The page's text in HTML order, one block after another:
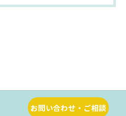
お問い合わせ・ご相談